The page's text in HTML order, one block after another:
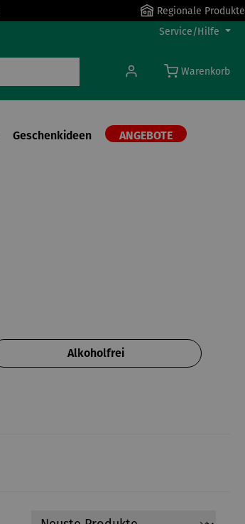
Regionale Produkte
Service/Hilfe
Warenkorb
Geschenkideen ANGEBOTE
Alkoholfrei